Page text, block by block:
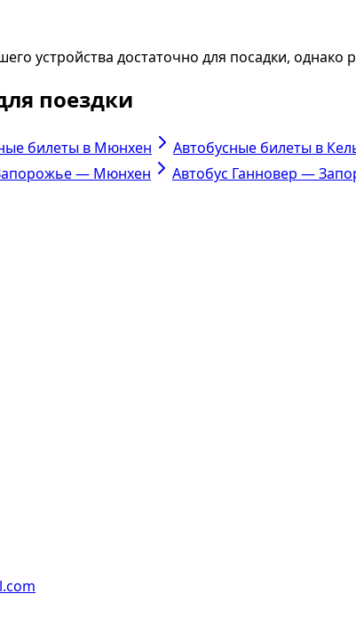
устройства достаточно для посадки,
поездки
билеты в Мюнхен Автобусные билеты в
— Мюнхен
Автобус Ганновер —